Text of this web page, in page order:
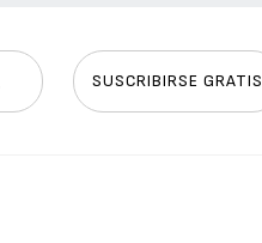
SUSCRIBIRSE GRATIS